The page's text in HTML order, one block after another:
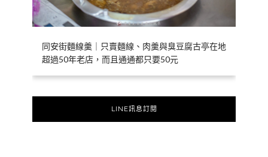
同安街麵線羹｜只賣麵線、肉羹與臭豆腐古亭在地
超過50年老店，而且通通都只要50元
LINE訊息訂閱